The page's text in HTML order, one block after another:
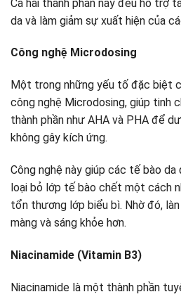
Cả hai thành phần này đều hỗ trợ
da và làm giảm sự xuất hiện của
Công nghệ Microdosing
Một trong những yếu tố đặc biệt
công nghệ Microdosing, giúp tinh
thành phần như AHA và PHA để
không gây kích ứng.
Công nghệ này giúp các tế bào
loại bỏ lớp tế bào chết một cách
tổn thương lớp biểu bì. Nhờ đó,
màng và sáng khỏe hơn.
Niacinamide (Vitamin B3)
Niacinamide là một thành phần